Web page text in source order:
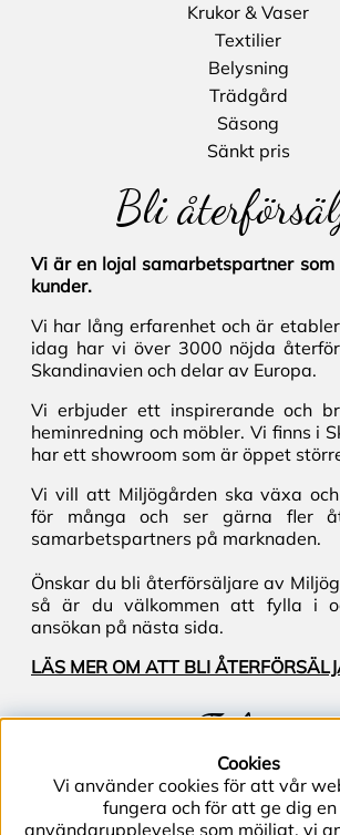
Krukor & Vaser
Textilier
Belysning
Trädgård
Säsong
Sänkt pris
Bli
Vi är en lojal samarbetspartner
kunder.
Vi har lång erfarenhet och är
idag har vi över 3000 nöjda
Skandinavien och delar av Europa.
Vi erbjuder ett inspirerande och
heminredning och möbler. Vi finns i
har ett showroom som är öppet
Vi vill att Miljögården ska växa
för många och ser gärna fler
samarbetspartners på marknaden.
Önskar du bli återförsäljare av
så är du välkommen att fylla i
ansökan på nästa sida.
LÄS MER OM ATT BLI
Följ oss
Cookies
Vi använder cookies för att vår
fungera och för att ge dig
användarupplevelse som möjligt, vi